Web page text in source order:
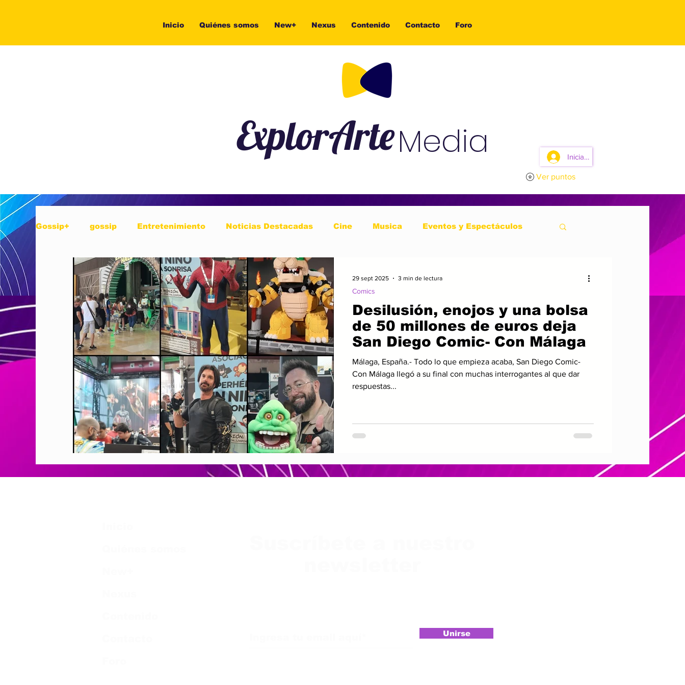
Inicio Quiénes somos New+ Nexus Contenido Contacto Foro
ExplorArteMedia Iniciar sesión
Ver puntos
Gossip+ gossip Entretenimiento Noticias Destacadas Cine Musica Eventos y Espectáculos
Influencers Articulo de Opinion Vida Sana Arte y Cultura
Comics Turismo Nexus Infórmate Nexus Noticia Internacional Nexus Noticia Nacional
Negocios Nexus Momentos de Impacto Gaming Cambio Climatico Historia
Desilusión, enojos y una bolsa
de 50 millones de euros deja
San Diego Comic- Con Málaga
Málaga, España.- Todo lo que empieza acaba, San Diego Comic-
Con Málaga llegó a su final con muchas interrogantes al que dar
respuestas...
Comics
29 sept 2025 3 min de lectura
Unirse